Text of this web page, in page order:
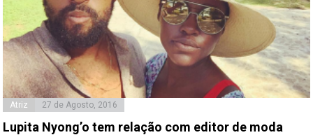
Atriz 27 de Agosto, 2016
Lupita Nyong’o tem relação com editor de moda